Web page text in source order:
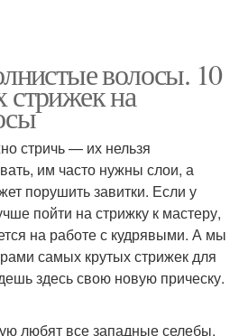
волосы. 10
на
стричь — их нельзя
им часто нужны слои, а
порушить завитки. Если у
пойти на стрижку к мастеру,
на работе с кудрявыми. А мы
самых крутых стрижек для
здесь свою новую прическу.
любят все западные селебы.